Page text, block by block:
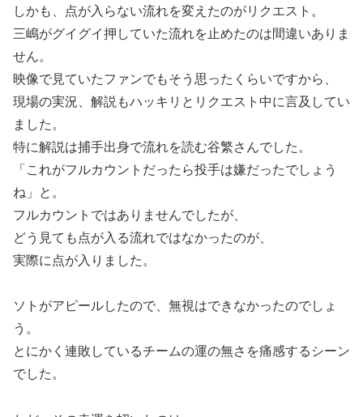
しかも、点が入らない流れを変えたのがリクエスト。
三嶋がグイグイ押していた流れを止めたのは間違いありま
せん。
映像で見ていたファンでもそう思ったくらいですから、
現場の実況、解説もハッキリとリクエスト中に言及してい
ました。
特に解説は捕手出身で流れを読む谷繁さんでした。
「これがフルカウントだったら投手は嫌だったでしょう
ね」と。
フルカウントではありませんでしたが、
どう見ても点が入る流れではなかったのが、
実際に点が入りました。
ソトがアピールしたので、無視はできなかったのでしょ
う。
とにかく連敗しているチームの運の無さを痛感するシーン
でした。